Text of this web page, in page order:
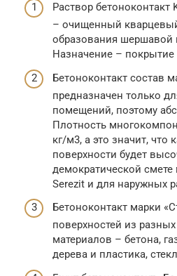
Раствор бетоноконтакт
– очищенный
образования шершавой
Назначение –
Бетоноконтакт состав
предназначен только
помещений, поэтому
Плотность
кг/м3, а это значит, что
поверхности будет
демократической
Serezit и для наружных
Бетоноконтакт марки
поверхностей из
материалов – бетона,
дерева и пластика,